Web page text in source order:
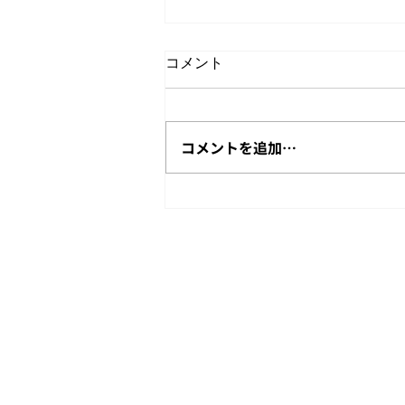
屋上花火鑑賞会
コメント
コメントを追加…